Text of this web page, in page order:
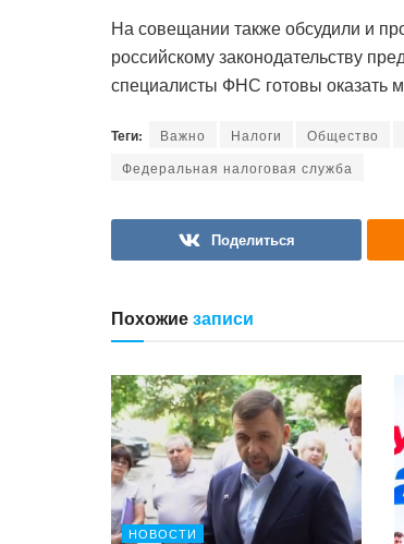
На совещании также обсудили и
российскому законодательству
специалисты ФНС готовы оказать
Теги: Важно Налоги Общество
Федеральная налоговая служба
Поделиться
Похожиезаписи
НОВОСТИ